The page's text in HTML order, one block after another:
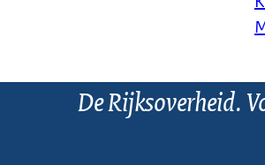
De Rijksoverheid.